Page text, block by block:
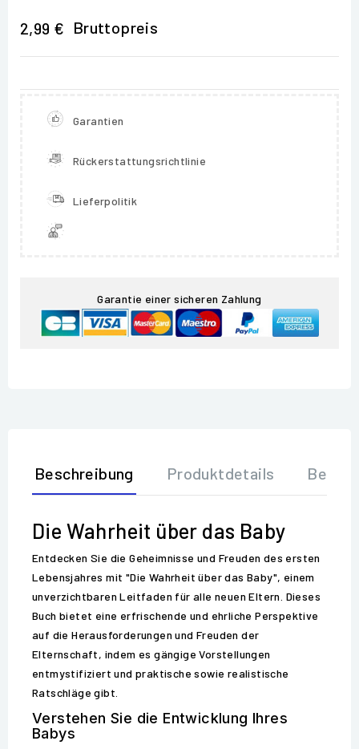
2,99 € Bruttopreis
Garantien
Rückerstattungsrichtlinie
Lieferpolitik
Garantie einer sicheren Zahlung
Beschreibung Produktdetails
Die Wahrheit über das Baby
Entdecken Sie die Geheimnisse und Freuden des ersten
Lebensjahres mit "Die Wahrheit über das Baby", einem
unverzichtbaren Leitfaden für alle neuen Eltern. Dieses
Buch bietet eine erfrischende und ehrliche Perspektive
auf die Herausforderungen und Freuden der
Elternschaft, indem es gängige Vorstellungen
entmystifiziert und praktische sowie realistische
Ratschläge gibt.
Verstehen Sie die Entwicklung Ihres
Babys